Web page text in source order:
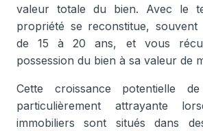
valeur totale du bien. Avec le
propriété se reconstitue,
de 15 à 20 ans, et vous
possession du bien à sa valeur de
Cette croissance potentielle
particulièrement attrayante
immobiliers sont situés dans